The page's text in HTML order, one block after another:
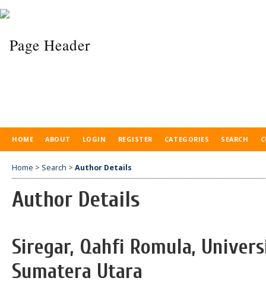
HOME ABOUT LOGIN REGISTER CATEGORIES SEARCH
Home > Search > Author Details
Author Details
Siregar, Qahfi Romula,
Sumatera Utara